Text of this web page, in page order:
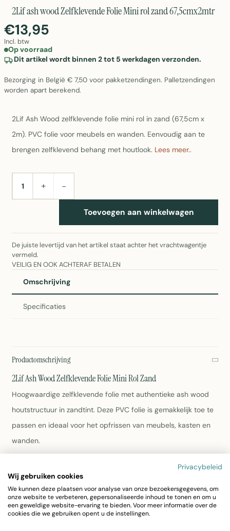
2Lif ash wood Zelfklevende Folie Mini rol zand 67,5cmx2mtr
€13,95
Incl. btw
Op voorraad
Dit artikel wordt binnen 2 tot 5 werkdagen verzonden.
Bezorging in België € 7,50 voor pakketzendingen. Palletzendingen
worden apart berekend.
2Lif Ash Wood zelfklevende folie mini rol in zand (67,5cm x
2m). PVC folie voor meubels en wanden. Eenvoudig aan te
brengen zelfklevend behang met houtlook. Lees meer..
AANTAL+ −
Toevoegen aan winkelwagen
De juiste levertijd van het artikel staat achter het vrachtwagentje
vermeld.
VEILIG EN OOK ACHTERAF BETALEN
Omschrijving
Specificaties
Productomschrijving
2Lif Ash Wood Zelfklevende Folie Mini Rol Zand
Hoogwaardige zelfklevende folie met authentieke ash wood
houtstructuur in zandtint. Deze PVC folie is gemakkelijk toe te
passen en ideaal voor het opfrissen van meubels, kasten en
wanden.
Materiaal: PVC
Kleur: Zand wit
Zelfklevend - geen lijm nodig
Eenvoudig schoon te maken met vochtige doek
Privacybeleid
Wij gebruiken cookies
We kunnen deze plaatsen voor analyse van onze bezoekersgegevens, om
onze website te verbeteren, gepersonaliseerde inhoud te tonen en om u
een geweldige website-ervaring te bieden. Voor meer informatie over de
cookies die we gebruiken opent u de instellingen.